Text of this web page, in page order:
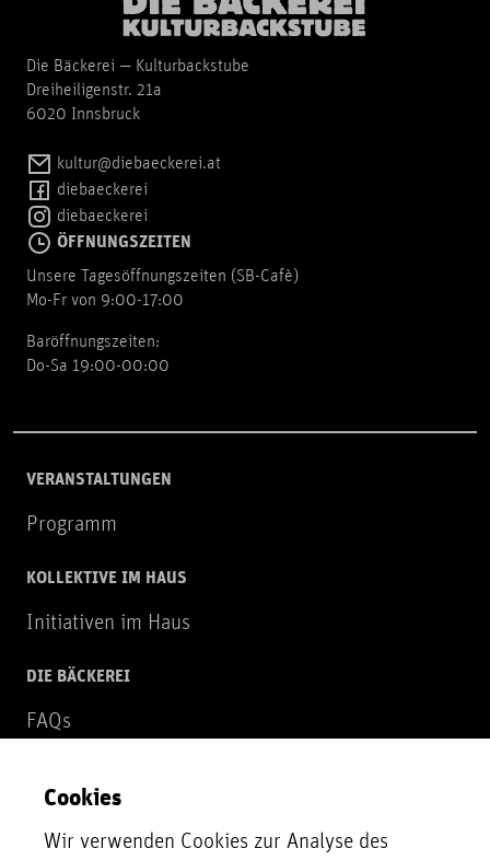
Die Bäckerei — Kulturbackstube
Dreiheiligenstr. 21a
6020 Innsbruck
kultur@diebaeckerei.at
diebaeckerei
diebaeckerei
ÖFFNUNGSZEITEN
Unsere Tagesöffnungszeiten (SB-Cafè)
Mo-Fr von 9:00-17:00
Baröffnungszeiten:
Do-Sa 19:00-00:00
VERANSTALTUNGEN
Programm
KOLLEKTIVE IM HAUS
Initiativen im Haus
DIE BÄCKEREI
FAQs
NEWSLETTER
Zur Newsletter Anmeldung
Cookies
Wir verwenden Cookies zur Analyse des